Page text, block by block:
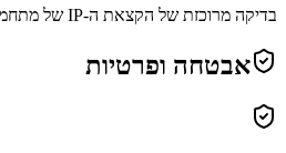
בדיקה מרוכזת של הקצאת ה-IP של מתחמים רבים בתפעול
אבטחה ופרטיות